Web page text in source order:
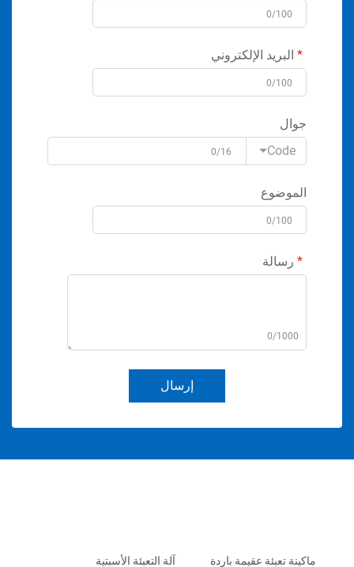
0/100
البريد الإلكتروني
0/100
جوال
Code
0/16
الموضوع
0/100
رسالة
0/1000
إرسال
ماكينة تعبئة عقيمة باردة آلة التعبئة الأسبتية